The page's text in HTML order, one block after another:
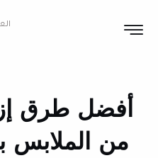
أفضل طرق
من الملابس